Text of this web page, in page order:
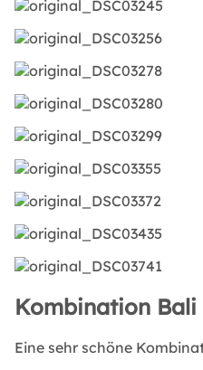
Kombination
Eine sehr schöne